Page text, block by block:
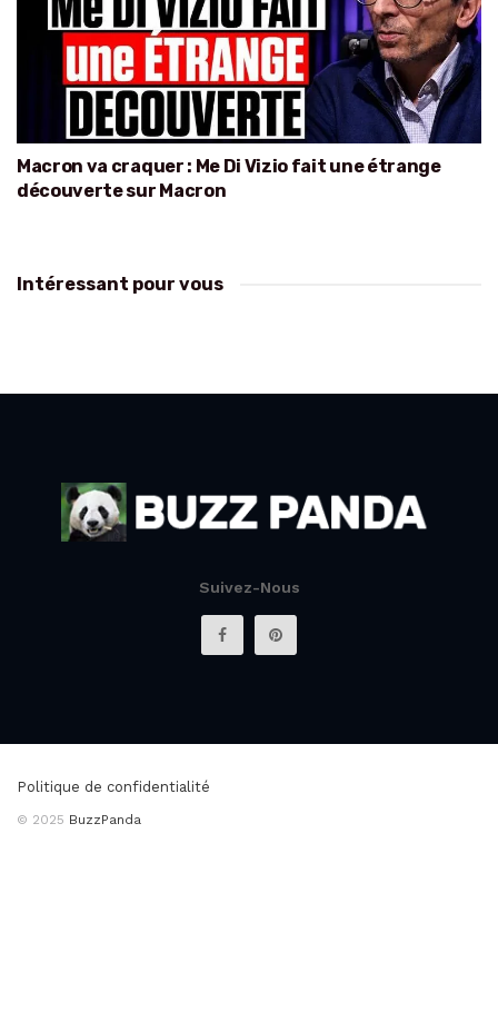
Macron va craquer : Me Di Vizio fait une étrange
découverte sur Macron
Intéressant pour vous
Suivez-Nous
Politique de confidentialité
© 2025 BuzzPanda